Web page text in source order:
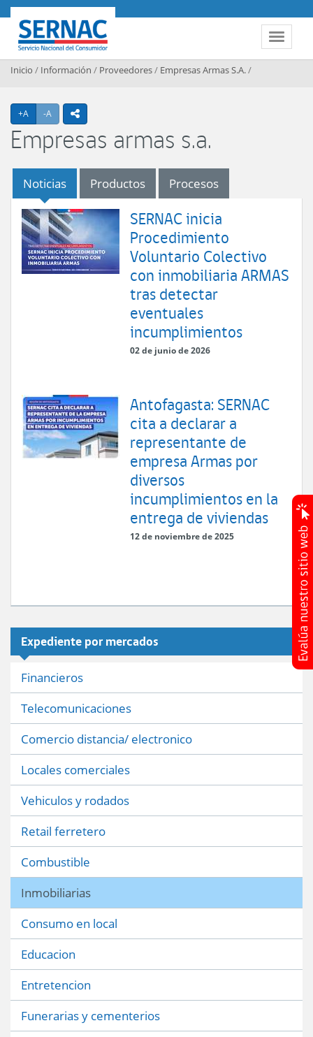
Contenido principal
Toggle
SERNAC
Inicio / Información / Proveedores/ Empresas Armas S.A./
+A Agrandar texto
-A Achicar textoicono compartir
Empresas armas s.a.
Noticias Productos Procesos
SERNAC inicia
Procedimiento
Voluntario Colectivo
con inmobiliaria ARMAS
tras detectar
eventuales
incumplimientos
02 de junio de 2026
Antofagasta: SERNAC
cita a declarar a
representante de
empresa Armas por
diversos
incumplimientos en la
entrega de viviendas
12 de noviembre de 2025
Expediente por mercados
Financieros
Telecomunicaciones
Comercio distancia/ electronico
Locales comerciales
Vehiculos y rodados
Retail ferretero
Combustible
Inmobiliarias
Consumo en local
Educacion
Entretencion
Funerarias y cementerios